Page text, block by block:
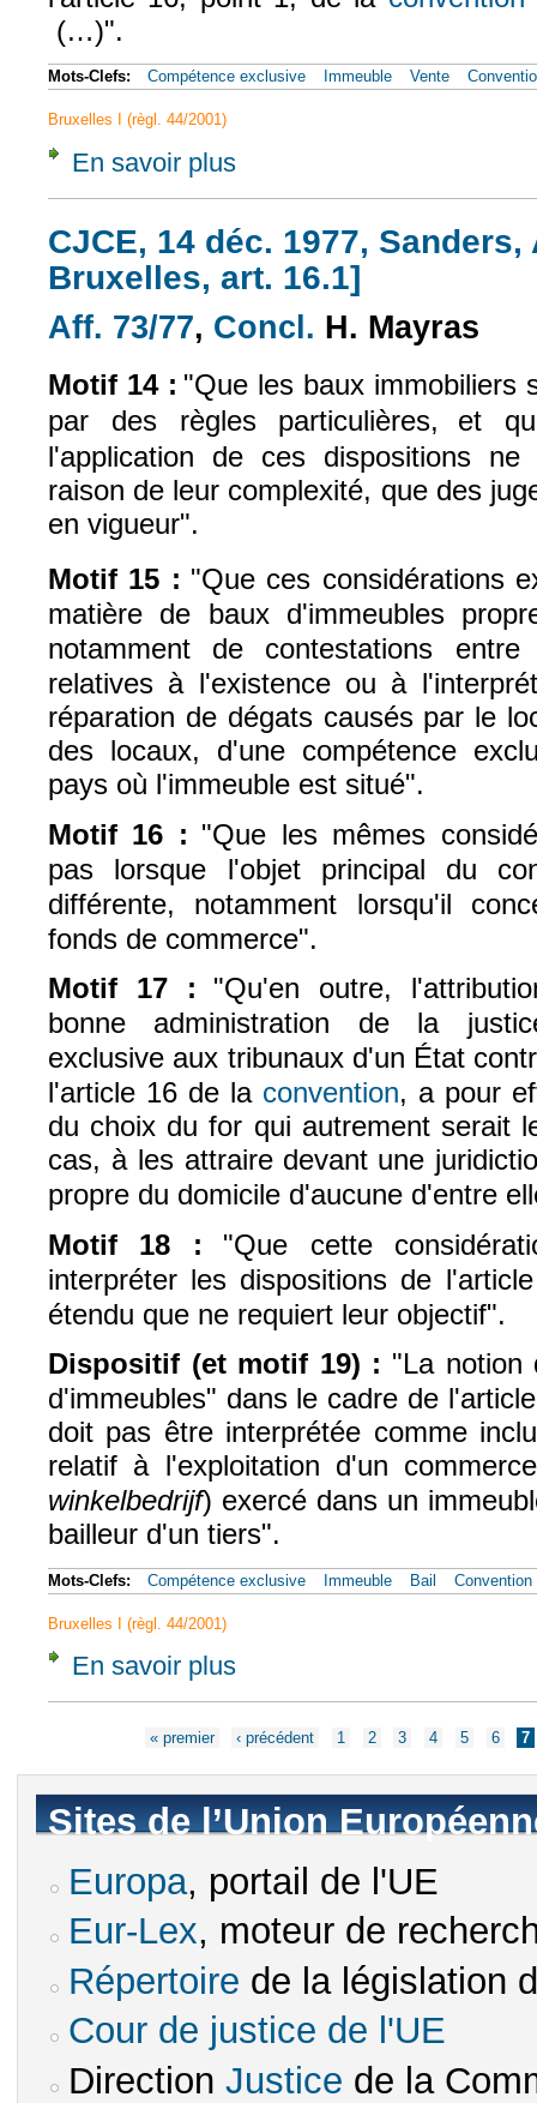
(le lien est externe)
(…)".
Mots-Clefs: Compétence exclusive Immeuble Vente
Bruxelles I (règl. 44/2001)
En savoir plus
CJCE, 14 déc. 1977, Sanders,
Bruxelles, art. 16.1]
Aff. 73/77 (le lien est externe)
, Concl. (le lien est externe)
H. Mayras
Motif 14 : "Que les baux immobiliers
par des règles particulières,
et
l'application de ces dispositions
raison de leur complexité, que des
en vigueur".
Motif 15 : "Que ces considérations
matière de baux d'immeubles
notamment de contestations entre
relatives à l'existence ou à
réparation de dégats causés par le
des locaux, d'une compétence
pays où l'immeuble est situé".
Motif 16 : "Que les mêmes
pas lorsque l'objet principal du
différente, notamment lorsqu'il
fonds de commerce".
Motif 17 :
"Qu'en outre,
bonne administration de la
exclusive aux tribunaux d'un État
l'article 16 de la convention (le lien est
, a pour
du choix du for qui autrement serait
cas, à les attraire devant une
propre du domicile d'aucune d'entre
Motif 18 :
"Que cette
interpréter les dispositions de l'article
étendu que ne requiert leur objectif".
Dispositif (et motif 19) : "La notion
d'immeubles" dans le cadre de
doit pas être interprétée comme
relatif à l'exploitation d'un
winkelbedrijf) exercé dans un
bailleur d'un tiers".
Mots-Clefs: Compétence exclusive Immeuble Bail
Bruxelles I (règl. 44/2001)
En savoir plus
« premier ‹ précédent 1 2 3 4 5 6 7
Sites de l’Union
Europa (le lien est externe)
, portail de l'UE
Eur-Lex (le lien est externe)
, moteur de
Répertoire (le lien est externe)
de la législation
Cour de justice de l'UE
Direction Justice (le lien est externe)
de la